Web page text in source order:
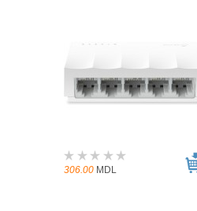
306.00 MDL